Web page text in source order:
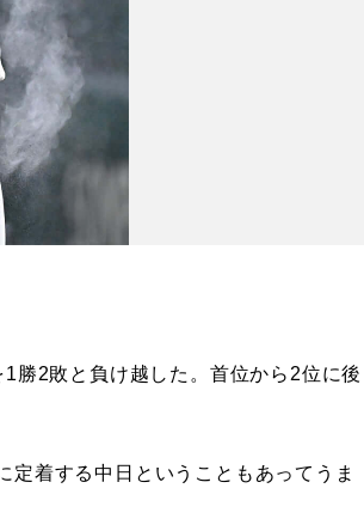
勝2敗と負け越した。首位から2位に後
着する中日ということもあってうま